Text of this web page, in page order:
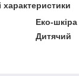
Еко-шкіра
Дитячий